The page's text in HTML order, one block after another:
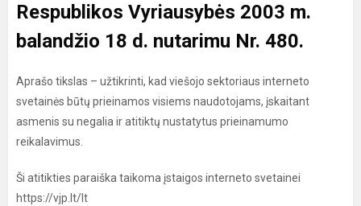
Respublikos Vyriausybės 2003 m.
balandžio 18 d. nutarimu Nr. 480.
Aprašo tikslas – užtikrinti, kad viešojo sektoriaus interneto
svetainės būtų prieinamos visiems naudotojams, įskaitant
asmenis su negalia ir atitiktų nustatytus prieinamumo
reikalavimus.
Ši atitikties paraiška taikoma įstaigos interneto svetainei
https://vjp.lt/lt